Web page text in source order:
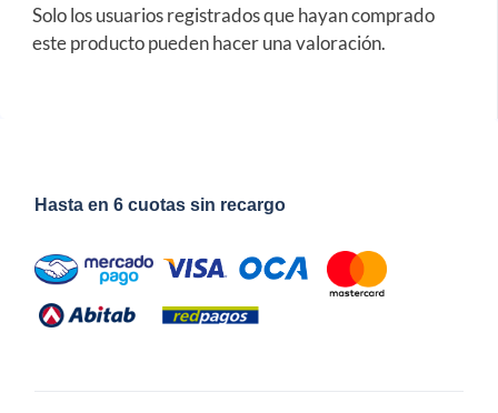
Solo los usuarios registrados que hayan comprado
este producto pueden hacer una valoración.
Hasta en 6 cuotas sin recargo